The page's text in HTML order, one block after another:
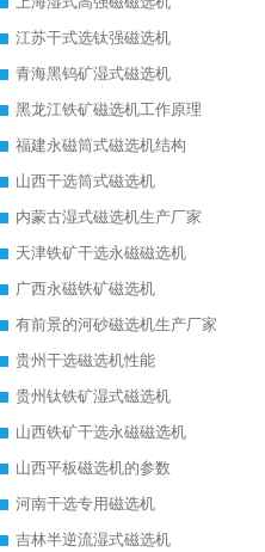
江苏干式选钛强磁选机
青海黑钨矿湿式磁选机
黑龙江铁矿磁选机工作原理
福建永磁筒式磁选机结构
山西干选筒式磁选机
内蒙古湿式磁选机生产厂家
天津铁矿干选永磁磁选机
广西永磁铁矿磁选机
有前景的河砂磁选机生产厂家
贵州干选磁选机性能
贵州钛铁矿湿式磁选机
山西铁矿干选永磁磁选机
山西平板磁选机的参数
河南干选专用磁选机
吉林半逆流湿式磁选机